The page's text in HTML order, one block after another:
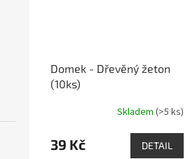
Domek - Dřevěný žeton
(10ks)
produktu
je
Skladem (>5 ks)
39 Kč DETAIL